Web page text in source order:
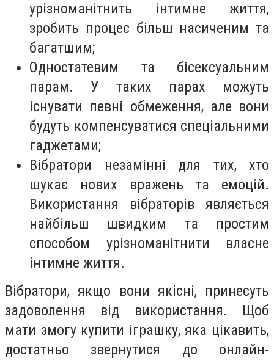
урізноманітнить інтимне життя,
зробить процес більш насиченим та
багатшим;
Одностатевим та бісексуальним
парам. У таких парах можуть
існувати певні обмеження, але вони
будуть компенсуватися спеціальними
гаджетами;
Вібратори незамінні для тих, хто
шукає нових вражень та емоцій.
Використання вібраторів являється
найбільш швидким та простим
способом урізноманітнити власне
інтимне життя.
Вібратори, якщо вони якісні, принесуть
задоволення від використання. Щоб
мати змогу купити іграшку, яка цікавить,
достатньо звернутися до онлайн-